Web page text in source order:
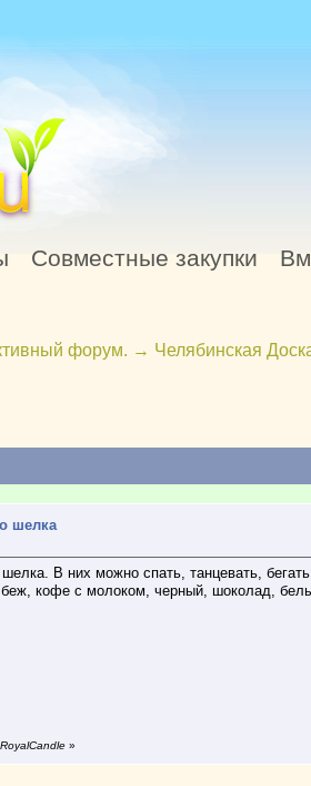
Совместные закупки
форум. → Челябинская
шелка
шелка. В них можно спать, танцевать,
кофе с молоком, черный, шоколад,
»